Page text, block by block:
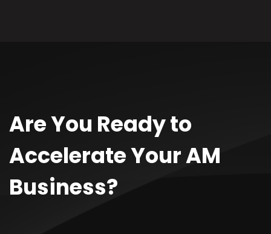
Are You Ready to
Accelerate Your AM
Business?